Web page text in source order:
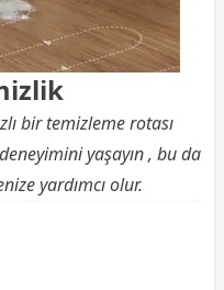
bir temizleme rotası
yaşayın , bu da
yardımcı olur.